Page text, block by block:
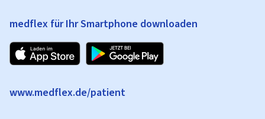
medflex für Ihr Smartphone downloaden
www.medflex.de/patient